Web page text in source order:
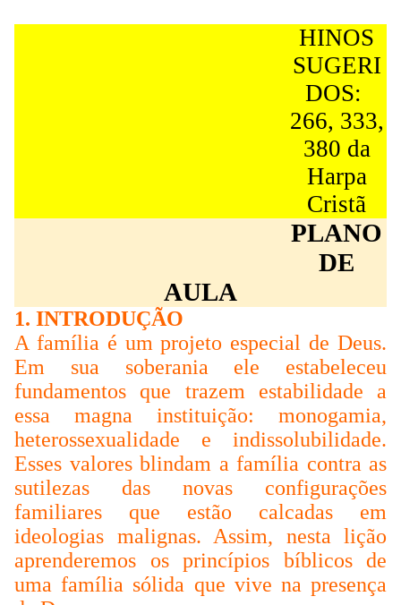
HINOS
SUGERI
DOS:
266, 333,
380 da
Harpa
Cristã
PLANO
DE
AULA
1. INTRODUÇÃO
A família é um projeto especial de Deus.
Em sua soberania ele estabeleceu
fundamentos que trazem estabilidade a
essa magna instituição: monogamia,
heterossexualidade e indissolubilidade.
Esses valores blindam a família contra as
sutilezas das novas configurações
familiares que estão calcadas em
ideologias malignas. Assim, nesta lição
aprenderemos os princípios bíblicos de
uma família sólida que vive na presença